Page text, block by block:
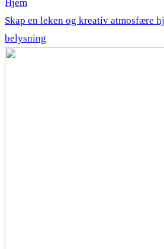
Hjem
Skap en leken og kreativ atmosfære
belysning